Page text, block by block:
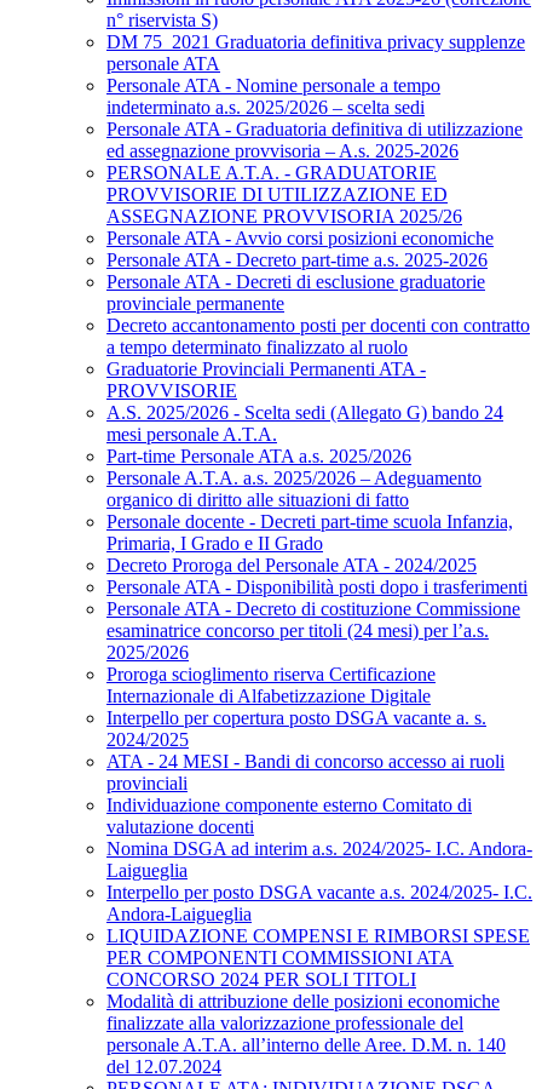
n° riservista S)
DM 75_2021 Graduatoria definitiva privacy supplenze
personale ATA
Personale ATA - Nomine personale a tempo
indeterminato a.s. 2025/2026 – scelta sedi
Personale ATA - Graduatoria definitiva di utilizzazione
ed assegnazione provvisoria – A.s. 2025-2026
PERSONALE A.T.A. - GRADUATORIE
PROVVISORIE DI UTILIZZAZIONE ED
ASSEGNAZIONE PROVVISORIA 2025/26
Personale ATA - Avvio corsi posizioni economiche
Personale ATA - Decreto part-time a.s. 2025-2026
Personale ATA - Decreti di esclusione graduatorie
provinciale permanente
Decreto accantonamento posti per docenti con contratto
a tempo determinato finalizzato al ruolo
Graduatorie Provinciali Permanenti ATA -
PROVVISORIE
A.S. 2025/2026 - Scelta sedi (Allegato G) bando 24
mesi personale A.T.A.
Part-time Personale ATA a.s. 2025/2026
Personale A.T.A. a.s. 2025/2026 – Adeguamento
organico di diritto alle situazioni di fatto
Personale docente - Decreti part-time scuola Infanzia,
Primaria, I Grado e II Grado
Decreto Proroga del Personale ATA - 2024/2025
Personale ATA - Disponibilità posti dopo i trasferimenti
Personale ATA - Decreto di costituzione Commissione
esaminatrice concorso per titoli (24 mesi) per l’a.s.
2025/2026
Proroga scioglimento riserva Certificazione
Internazionale di Alfabetizzazione Digitale
Interpello per copertura posto DSGA vacante a. s.
2024/2025
ATA - 24 MESI - Bandi di concorso accesso ai ruoli
provinciali
Individuazione componente esterno Comitato di
valutazione docenti
Nomina DSGA ad interim a.s. 2024/2025- I.C. Andora-
Laigueglia
Interpello per posto DSGA vacante a.s. 2024/2025- I.C.
Andora-Laigueglia
LIQUIDAZIONE COMPENSI E RIMBORSI SPESE
PER COMPONENTI COMMISSIONI ATA
CONCORSO 2024 PER SOLI TITOLI
Modalità di attribuzione delle posizioni economiche
finalizzate alla valorizzazione professionale del
personale A.T.A. all’interno delle Aree. D.M. n. 140
del 12.07.2024